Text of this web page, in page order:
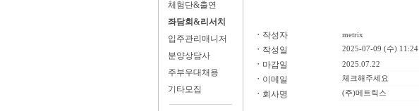
체험단&출연
좌담회&리서치
입주관리매니저
분양상담사
주부우대채용
기타모집
ㆍ 작성자 metrix
ㆍ 작성일 2025-07-09 (수) 11:24
ㆍ 마감일 2025.07.22
ㆍ 이메일 체크해주세요
ㆍ 회사명 (주)메트릭스